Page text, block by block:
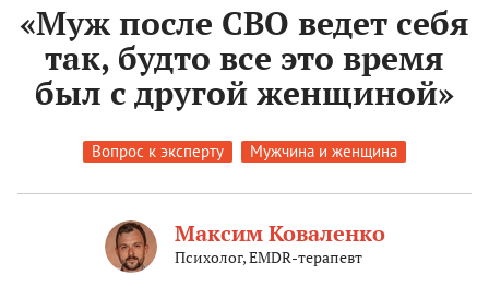
«Муж после СВО ведет себя
так, будто все это время
был с другой женщиной»
Вопрос к эксперту Мужчина и женщина
Максим Коваленко
Психолог, EMDR-терапевт